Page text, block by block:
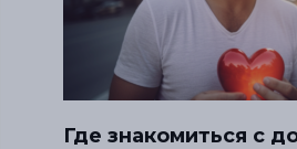
Где знакомиться с